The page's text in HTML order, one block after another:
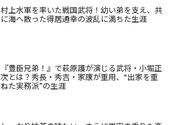
村上水軍を率いた戦国武将！幼い弟を支え、共
に海へ散った得居通幸の波乱に満ちた生涯
『豊臣兄弟！』で萩原護が演じる武将・小堀正
次とは？秀長・秀吉・家康が重用、“出家を重
ねた実務派”の生涯